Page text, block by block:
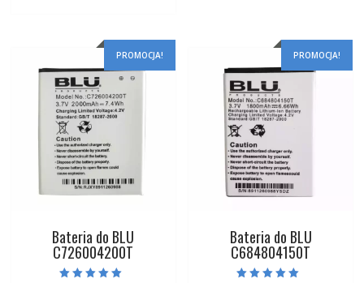
PROMOCJA!
Bateria do BLU
C726004200T
PROMOCJA!
Bateria do BLU
C684804150T